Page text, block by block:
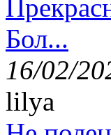
Бол...
16/02/
lilya